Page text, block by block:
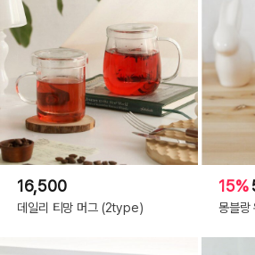
16,500
데일리 티망 머그 (2type)
15%
몽블랑